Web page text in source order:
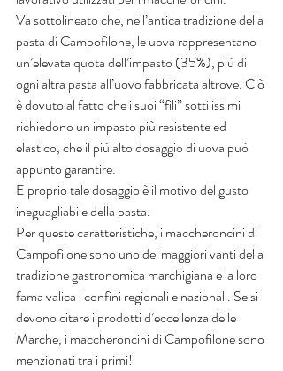
Va sottolineato che, nell’antica tradizione della
pasta di Campofilone, le uova rappresentano
un’elevata quota dell’impasto (35%), più di
ogni altra pasta all’uovo fabbricata altrove. Ciò
è dovuto al fatto che i suoi “fili” sottilissimi
richiedono un impasto più resistente ed
elastico, che il più alto dosaggio di uova può
appunto garantire.
E proprio tale dosaggio è il motivo del gusto
ineguagliabile della pasta.
Per queste caratteristiche, i maccheroncini di
Campofilone sono uno dei maggiori vanti della
tradizione gastronomica marchigiana e la loro
fama valica i confini regionali e nazionali. Se si
devono citare i prodotti d’eccellenza delle
Marche, i maccheroncini di Campofilone sono
menzionati tra i primi!